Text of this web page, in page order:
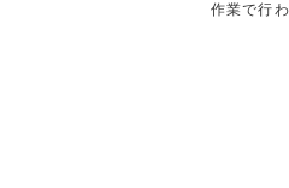
作業で行